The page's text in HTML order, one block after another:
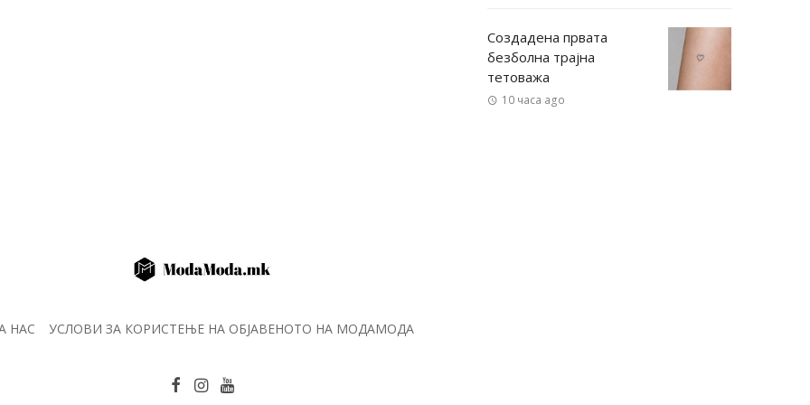
Создадена првата
безболна трајна
тетоважа
10 часа ago
НАС УСЛОВИ ЗА КОРИСТЕЊЕ НА ОБЈАВЕНОТО НА МОДАМОДА